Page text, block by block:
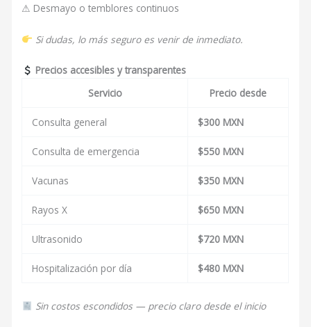
⚠ Desmayo o temblores continuos
Si dudas, lo más seguro es venir de inmediato.
Precios accesibles y transparentes
Servicio
Precio desde
Consulta general $300 MXN
Consulta de emergencia $550 MXN
Vacunas $350 MXN
Rayos X $650 MXN
Ultrasonido $720 MXN
Hospitalización por día $480 MXN
Sin costos escondidos — precio claro desde el inicio